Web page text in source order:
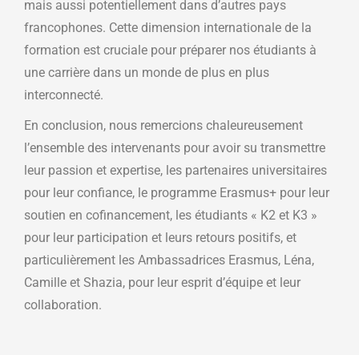
mais aussi potentiellement dans d’autres pays
francophones. Cette dimension internationale de la
formation est cruciale pour préparer nos étudiants à
une carrière dans un monde de plus en plus
interconnecté.
En conclusion, nous remercions chaleureusement
l’ensemble des intervenants pour avoir su transmettre
leur passion et expertise, les partenaires universitaires
pour leur confiance, le programme Erasmus+ pour leur
soutien en cofinancement, les étudiants « K2 et K3 »
pour leur participation et leurs retours positifs, et
particulièrement les Ambassadrices Erasmus, Léna,
Camille et Shazia, pour leur esprit d’équipe et leur
collaboration.